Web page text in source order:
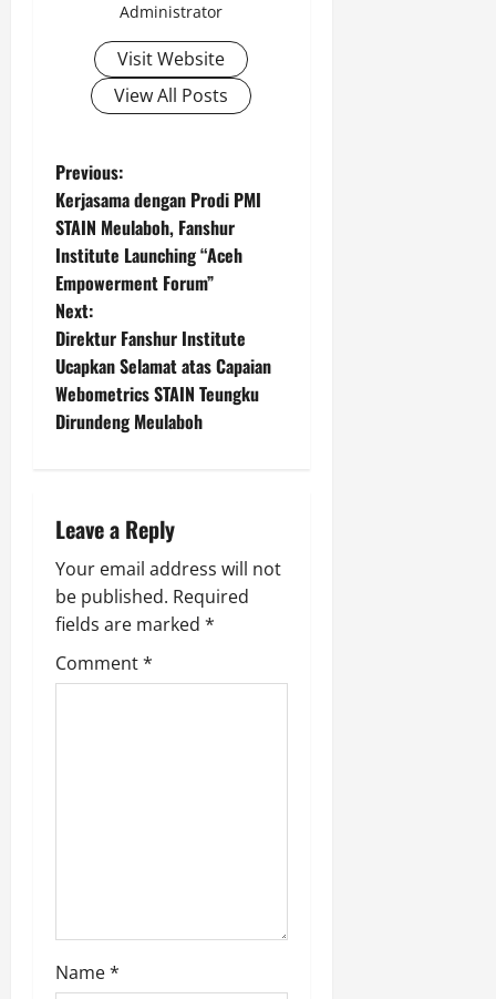
Administrator
Visit Website
View All Posts
P
o
s
t
n
a
i
g
a
t
i
Previous:
Kerjasama dengan Prodi PMI
STAIN Meulaboh, Fanshur
Institute Launching “Aceh
Empowerment Forum”
Next:
Direktur Fanshur Institute
Ucapkan Selamat atas Capaian
Webometrics STAIN Teungku
Dirundeng Meulaboh
Leave a Reply
Your email address will not
be published. Required
fields are marked *
Comment*
Name*